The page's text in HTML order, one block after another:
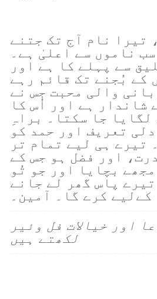
تیرا نام آج تک جتنے
ناموں سے اعلیٰ ہے۔
سے پہلے کا ہے اور
کے بُجنے تک قائم رہے
والی محبت جس نے
شاندار ہے اور اُس کا
لگایا جا سکتا۔ براہِ
تعریف اور حمد کو
تیرے ہی لیے تمام تر
اور فضل ہو جس کے
بچایا اور جو تُو
پاس گھر لے جانے
کےلیے کرے گا۔ آمین۔
اور خیالات فل وئیر
لکھتے ہیں